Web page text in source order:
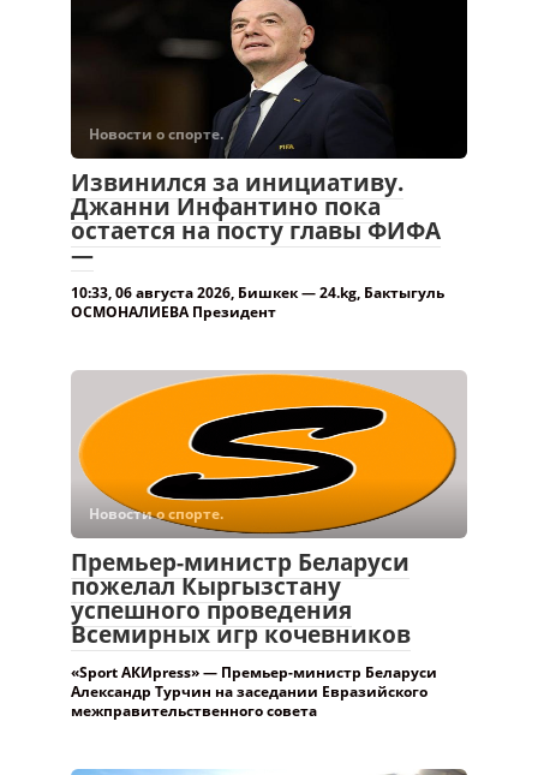
Извинился за инициативу.
Джанни Инфантино пока
остается на посту главы ФИФА
10:33, 06 августа 2026, Бишкек — 24.kg, Бактыгуль
ОСМОНАЛИЕВА Президент
Премьер-министр Беларуси
пожелал Кыргызстану
успешного проведения
Всемирных игр кочевников
«Sport АКИpress» — Премьер-министр Беларуси
Александр Турчин на заседании Евразийского
межправительственного совета